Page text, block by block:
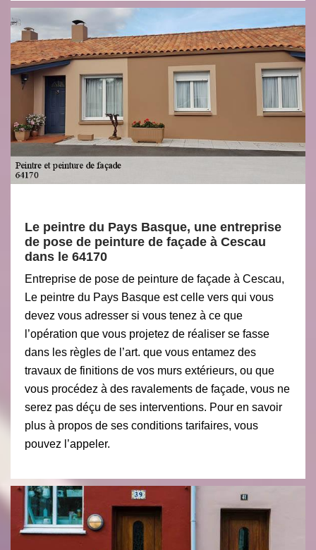
Le peintre du Pays Basque, une entreprise
de pose de peinture de façade à Cescau
dans le 64170
Entreprise de pose de peinture de façade à Cescau,
Le peintre du Pays Basque est celle vers qui vous
devez vous adresser si vous tenez à ce que
l’opération que vous projetez de réaliser se fasse
dans les règles de l’art. que vous entamez des
travaux de finitions de vos murs extérieurs, ou que
vous procédez à des ravalements de façade, vous ne
serez pas déçu de ses interventions. Pour en savoir
plus à propos de ses conditions tarifaires, vous
pouvez l’appeler.